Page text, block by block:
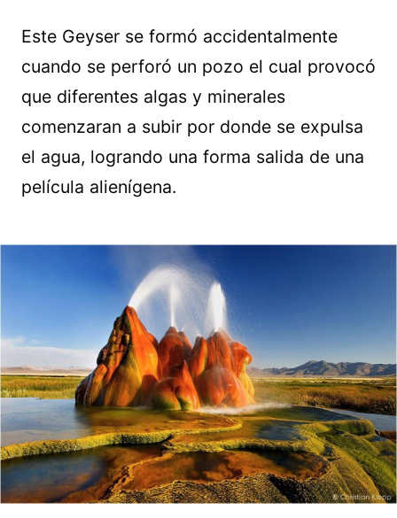
Este Geyser se formó accidentalmente
cuando se perforó un pozo el cual provocó
que diferentes algas y minerales
comenzaran a subir por donde se expulsa
el agua, logrando una forma salida de una
película alienígena.